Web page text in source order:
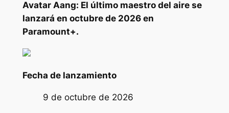
Avatar Aang: El último maestro del airese
lanzará en octubre de 2026 en
Paramount+.
Fecha de lanzamiento
9 de octubre de 2026